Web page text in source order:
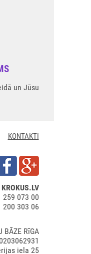
un Jūsu
KONTAKTI
KROKUS.LV
259 073 00
200 303 06
BĀZE RīGA
iela 25